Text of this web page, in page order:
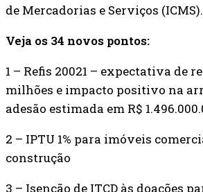
de Mercadorias e Serviços (ICMS).
Veja os 34 novos pontos:
1 – Refis 20021 – expectativa de
milhões e impacto positivo na
adesão estimada em R$
2 – IPTU 1% para imóveis
construção
3 – Isenção de ITCD às doações